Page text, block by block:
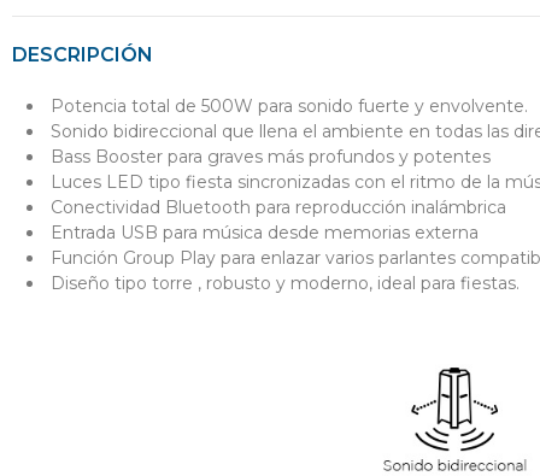
DESCRIPCIÓN
Potencia total de 500W para sonido fuerte y envolvente.
Sonido bidireccional que llena el ambiente en todas las
Bass Booster para graves más profundos y potentes
Luces LED tipo fiesta sincronizadas con el ritmo de la
Conectividad Bluetooth para reproducción inalámbrica
Entrada USB para música desde memorias externa
Función Group Play para enlazar varios parlantes
Diseño tipo torre , robusto y moderno, ideal para fiestas.